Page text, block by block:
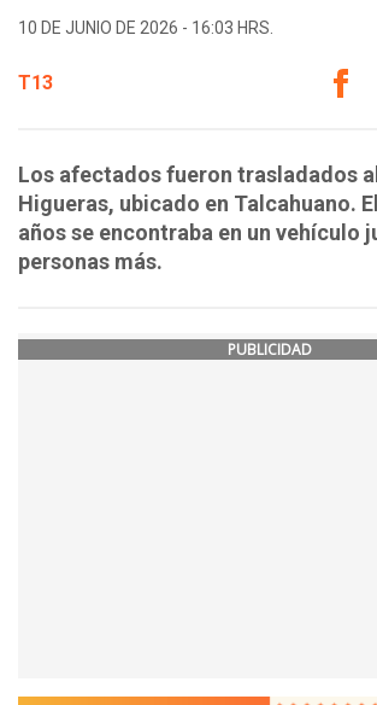
10 DE JUNIO DE 2026 - 16:03 HRS.
T13
Los afectados fueron trasladados
Higueras, ubicado en Talcahuano.
años se encontraba en un vehículo
personas más.
PUBLICIDAD